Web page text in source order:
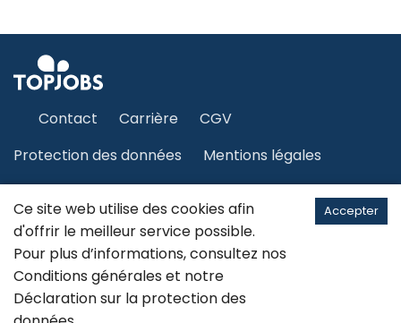
Contact Carrière
CGV
Protection des données
Mentions légales
Français
Ce site web utilise des cookies afin
d'offrir le meilleur service possible.
Pour plus d’informations, consultez nos
Conditions générales et notre
Déclaration sur la protection des
Accepter